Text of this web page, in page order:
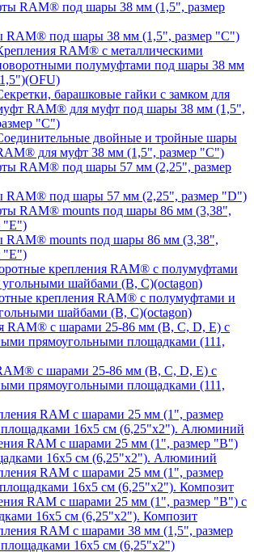
под шары 38 мм (1,5", размер "C")
RAM® с металлическими
полумуфтами под шары 38 мм
барашковые гайки с замком для
RAM® для муфт под шары 38 мм (1,5",
"C")
двойные и тройные шары
для муфт 38 мм (1,5", размер "C")
под шары 57 мм (2,25", размер "D")
mounts под шары 86 мм (3,38",
"E")
крепления RAM® c полумуфтами и
шайбами (B, C)(octagon)
с шарами 25-86 мм (B, C, D, E) с
прямоугольными площадками (111,
RAM с шарами 25 мм (1", размер "B")
16х5 см (6,25"х2"). Алюминий
RAM с шарами 25 мм (1", размер "B") с
16х5 см (6,25"х2"). Композит